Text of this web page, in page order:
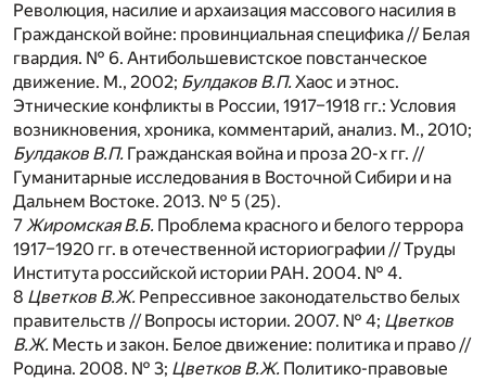
Революция, насилие и архаизация массового насилия в
Гражданской войне: провинциальная специфика // Белая
гвардия. № 6. Антибольшевистское повстанческое
движение. М., 2002; Булдаков В.П. Хаос и этнос.
Этнические конфликты в России, 1917–1918 гг.: Условия
возникновения, хроника, комментарий, анализ. М., 2010;
Булдаков В.П. Гражданская война и проза 20-х гг. //
Гуманитарные исследования в Восточной Сибири и на
Дальнем Востоке. 2013. № 5 (25).
7Жиромская В.Б. Проблема красного и белого террора
1917–1920 гг. в отечественной историографии // Труды
Института российской истории РАН. 2004. № 4.
8 Цветков В.Ж. Репрессивное законодательство белых
правительств // Вопросы истории. 2007. № 4; Цветков
В.Ж. Месть и закон. Белое движение: политика и право //
Родина. 2008. № 3; Цветков В.Ж. Политико-правовые